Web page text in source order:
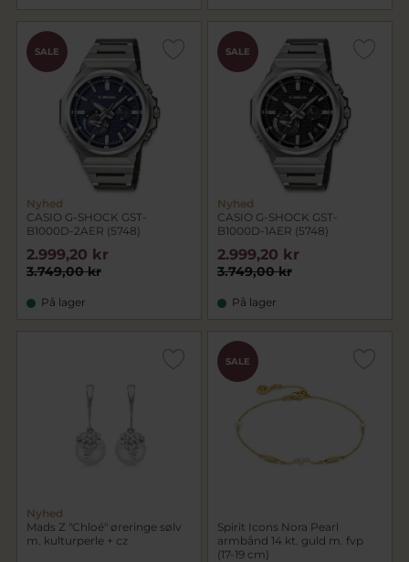
SALE
Nyhed
CASIO G-SHOCK GST-
B1000D-2AER (5748)
3.749,00 kr
2.999,20 kr
På lager
SALE
Nyhed
CASIO G-SHOCK GST-
B1000D-1AER (5748)
3.749,00 kr
2.999,20 kr
På lager
Nyhed
Mads Z "Chloé" øreringe sølv
m. kulturperle + cz
SALE
Spirit Icons Nora Pearl
armbånd 14 kt. guld m. fvp
(17-19 cm)